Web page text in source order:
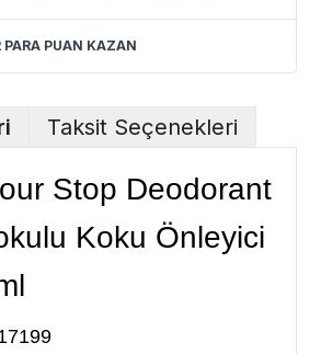
PARA PUAN KAZAN
Taksit Seçenekleri
Stop Deodorant
Koku Önleyici